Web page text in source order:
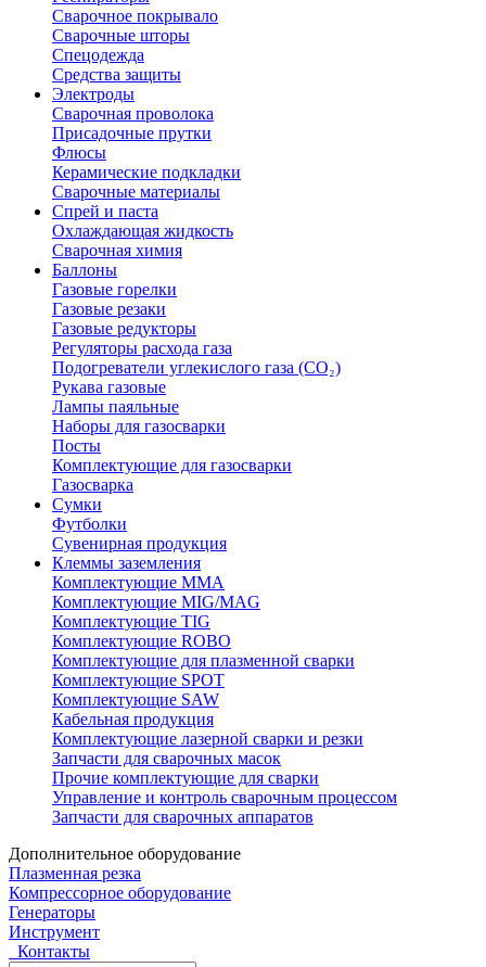
Сварочное покрывало
Сварочные шторы
Спецодежда
Средства защиты
Электроды
Сварочная проволока
Присадочные прутки
Флюсы
Керамические подкладки
Сварочные материалы
Спрей и паста
Охлаждающая жидкость
Сварочная химия
Баллоны
Газовые горелки
Газовые резаки
Газовые редукторы
Регуляторы расхода газа
Подогреватели углекислого газа (CO₂)
Рукава газовые
Лампы паяльные
Наборы для газосварки
Посты
Комплектующие для газосварки
Газосварка
Сумки
Футболки
Сувенирная продукция
Клеммы заземления
Комплектующие ММА
Комплектующие MIG/MAG
Комплектующие TIG
Комплектующие ROBO
Комплектующие для плазменной сварки
Комплектующие SPOT
Комплектующие SAW
Кабельная продукция
Комплектующие лазерной сварки и резки
Запчасти для сварочных масок
Прочие комплектующие для сварки
Управление и контроль сварочным процессом
Запчасти для сварочных аппаратов
Дополнительное оборудование
Плазменная резка
Компрессорное оборудование
Генераторы
Инструмент
Контакты